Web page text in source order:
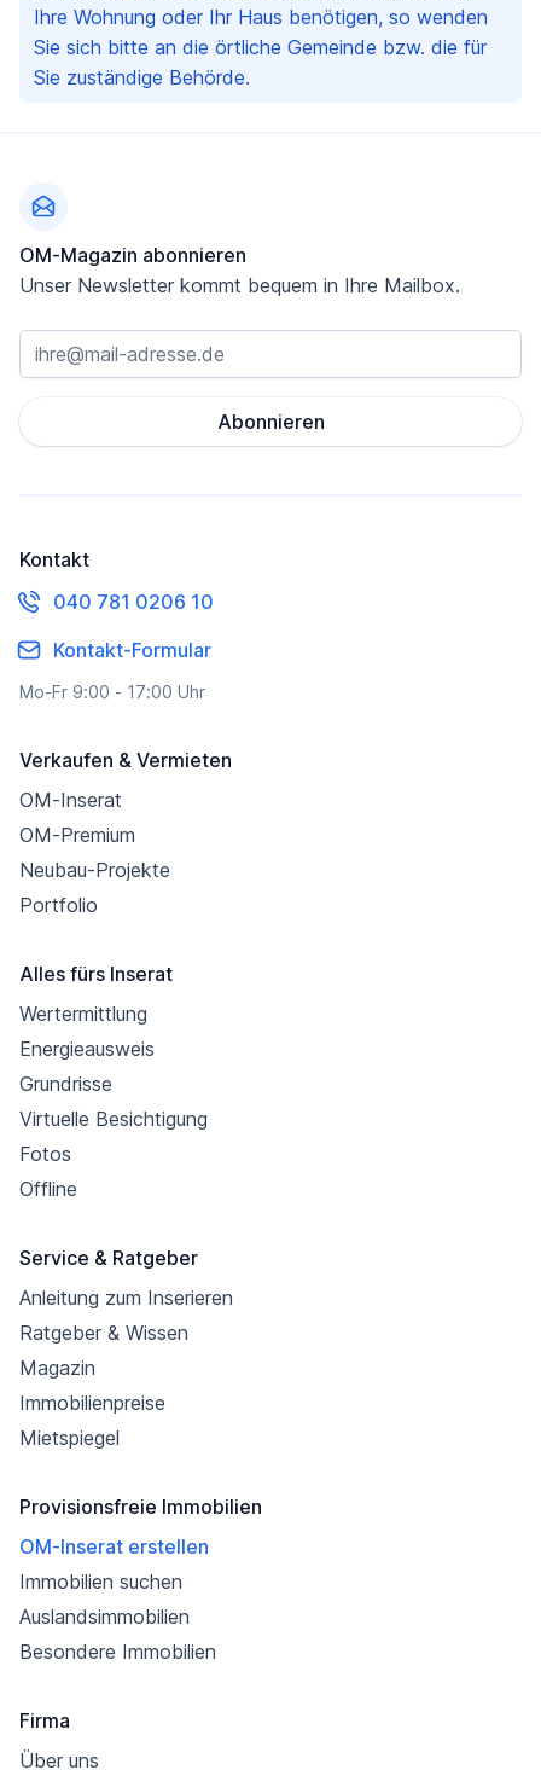
Ihre Wohnung oder Ihr Haus benötigen, so wenden
Sie sich bitte an die örtliche Gemeinde bzw. die für
Sie zuständige Behörde.
OM-Magazin abonnieren
Unser Newsletter kommt bequem in Ihre Mailbox.
Abonnieren
Kontakt
040 781 0206 10
Kontakt-Formular
Mo-Fr 9:00 - 17:00 Uhr
Verkaufen & Vermieten
OM-Inserat
OM-Premium
Neubau-Projekte
Portfolio
Alles fürs Inserat
Wertermittlung
Energieausweis
Grundrisse
Virtuelle Besichtigung
Fotos
Offline
Service & Ratgeber
Anleitung zum Inserieren
Ratgeber & Wissen
Magazin
Immobilienpreise
Mietspiegel
Provisionsfreie Immobilien
OM-Inserat erstellen
Immobilien suchen
Auslandsimmobilien
Besondere Immobilien
Firma
Über uns